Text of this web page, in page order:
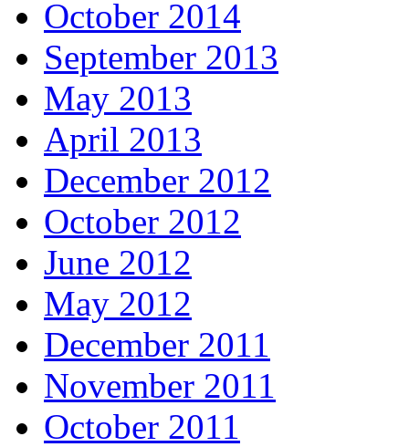
October 2014
September 2013
May 2013
April 2013
December 2012
October 2012
June 2012
May 2012
December 2011
November 2011
October 2011